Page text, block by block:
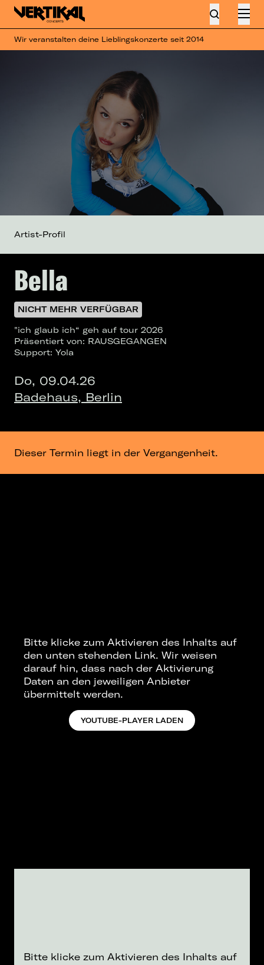
Wir veranstalten deine Lieblingskonzerte seit 2014
Bella
NICHT MEHR VERFÜGBAR
"ich glaub ich“ geh auf tour 2026
Präsentiert von: RAUSGEGANGEN
Support: Yola
Do, 09.04.26
Badehaus, Berlin
Artist-Profil
Dieser Termin liegt in der Vergangenheit.
Bitte klicke zum Aktivieren des Inhalts auf
den unten stehenden Link. Wir weisen
darauf hin, dass nach der Aktivierung
Daten an den jeweiligen Anbieter
übermittelt werden.
YOUTUBE-PLAYER LADEN
Bitte klicke zum Aktivieren des Inhalts auf